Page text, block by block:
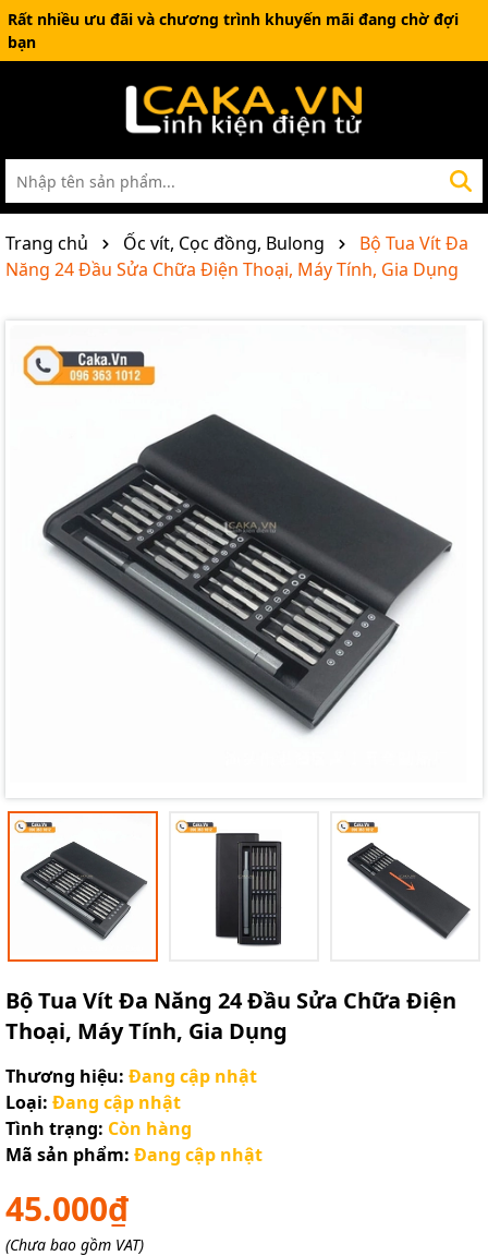
Rất nhiều ưu đãi và chương trình khuyến mãi đang chờ đợi
bạn
Trang chủ Ốc vít, Cọc đồng, Bulong
Bộ Tua Vít Đa
Năng 24 Đầu Sửa Chữa Điện Thoại, Máy Tính, Gia Dụng
Bộ Tua Vít Đa Năng 24 Đầu Sửa Chữa Điện
Thoại, Máy Tính, Gia Dụng
Thương hiệu: Đang cập nhật
Loại: Đang cập nhật
Tình trạng: Còn hàng
Mã sản phẩm: Đang cập nhật
45.000₫
(Chưa bao gồm VAT)
Mã giảm giá:
Ngày hết hạn:
Điều kiện: